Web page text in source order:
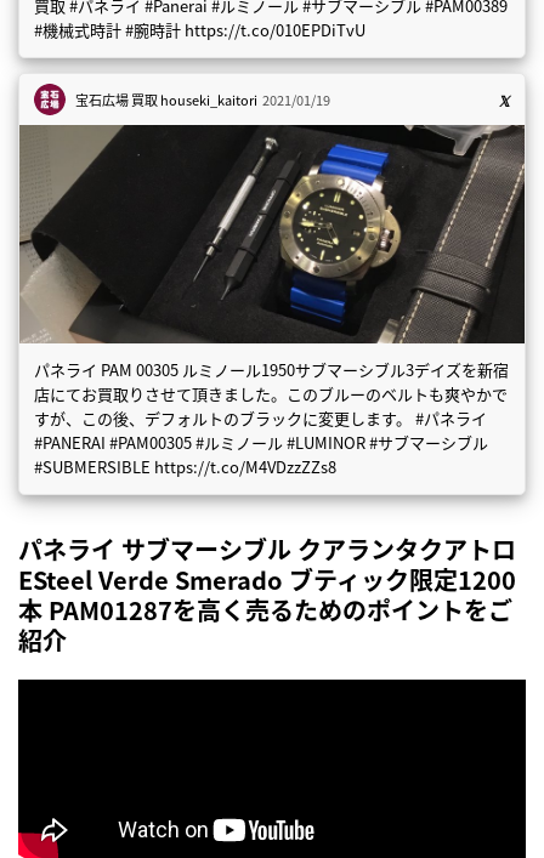
買取 #パネライ #Panerai #ルミノール #サブマーシブル #PAM00389
#機械式時計 #腕時計 https://t.co/010EPDiTvU
宝石広場 買取houseki_kaitori 2021/01/19
パネライ PAM 00305 ルミノール1950サブマーシブル3デイズを新宿
店にてお買取りさせて頂きました。このブルーのベルトも爽やかで
すが、この後、デフォルトのブラックに変更します。 #パネライ
#PANERAI #PAM00305 #ルミノール #LUMINOR #サブマーシブル
#SUBMERSIBLE https://t.co/M4VDzzZZs8
パネライ サブマーシブル クアランタクアトロ
ESteel Verde Smerado ブティック限定1200
本 PAM01287を高く売るためのポイントをご
紹介